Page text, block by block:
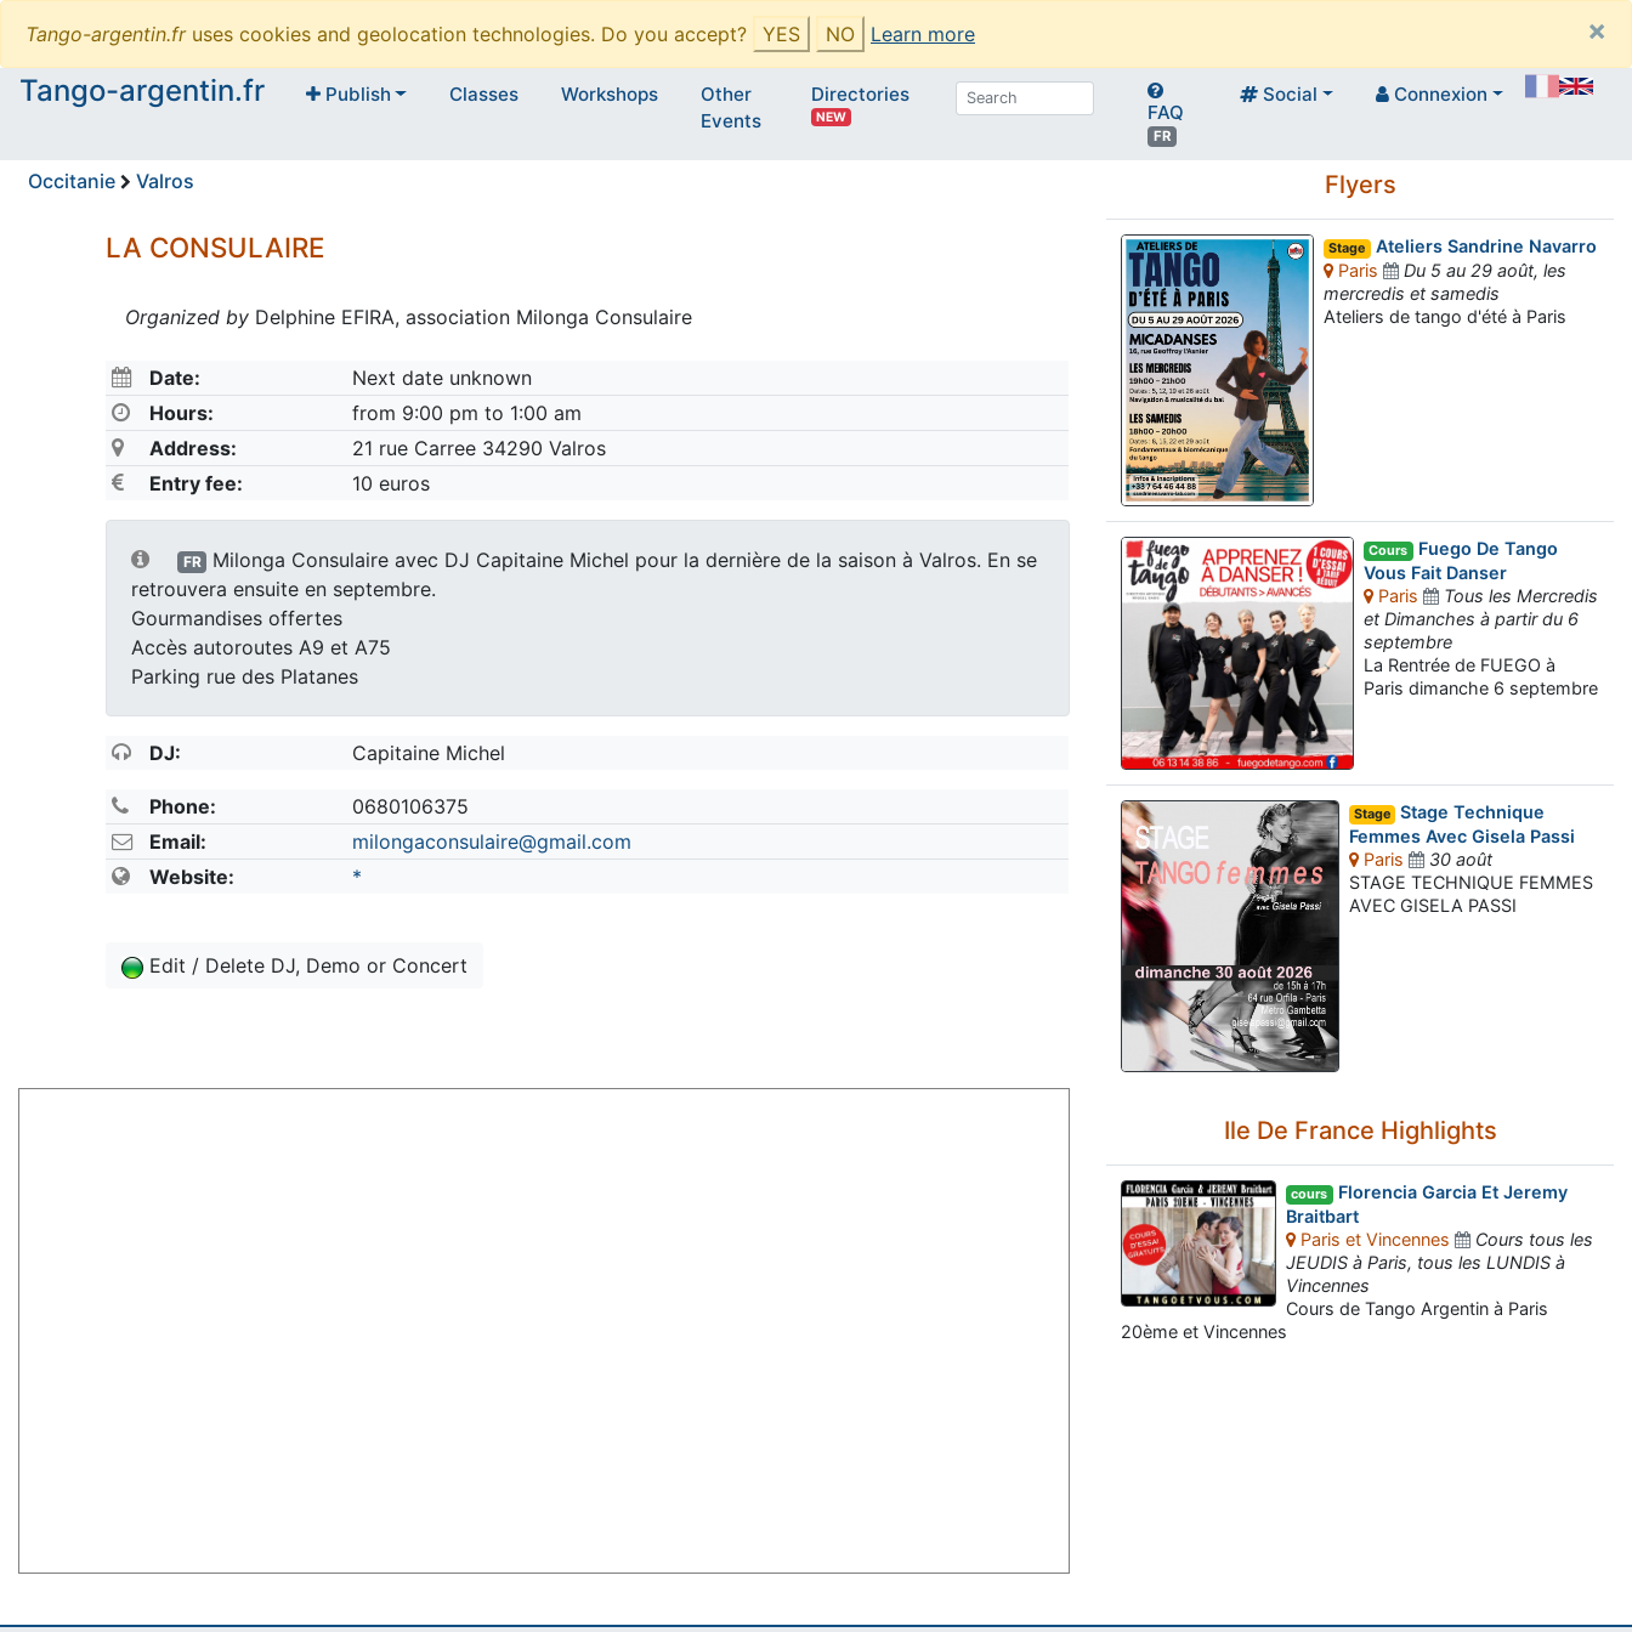
Tango-argentin.fruses cookies and geolocation technologies. Do you accept? YES NO Learn more
×
Tango-argentin.fr
Publish Classes Workshops
Other
Events
Directories
NEW FAQ
FR
Social Connexion
Occitanie Valros
LA CONSULAIRE
Organized by Delphine EFIRA, association Milonga Consulaire
Date:
Next date unknown
Hours:
from 9:00 pm to 1:00 am
Address:
21 rue Carree 34290 Valros
Entry fee:
10 euros
FR
Milonga Consulaire avec DJ Capitaine Michel pour la dernière de la saison à Valros. En se
retrouvera ensuite en septembre.
Gourmandises offertes
Accès autoroutes A9 et A75
Parking rue des Platanes
DJ: Capitaine Michel
Phone:
0680106375
Email:
milongaconsulaire@gmail.com
Website:
*
Edit / Delete DJ, Demo or Concert
Flyers
Stage Ateliers Sandrine Navarro
Paris
Du 5 au 29 août, les
mercredis et samedis
Ateliers de tango d'été à Paris
Cours Fuego De Tango
Vous Fait Danser
Paris
Tous les Mercredis
et Dimanches à partir du 6
septembre
La Rentrée de FUEGO à
Paris dimanche 6 septembre
Stage
Stage Technique
Femmes Avec Gisela Passi
Paris
30 août
STAGE TECHNIQUE FEMMES
AVEC GISELA PASSI
Ile De France Highlights
cours Florencia Garcia Et Jeremy
Braitbart
Paris et Vincennes
Cours tous les
JEUDIS à Paris, tous les LUNDIS à
Vincennes
Cours de Tango Argentin à Paris
20ème et Vincennes